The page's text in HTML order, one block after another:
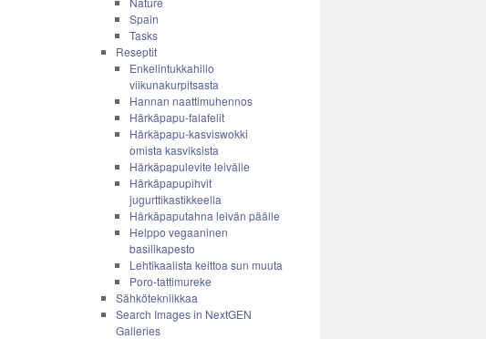
Spain
Tasks
Reseptit
Enkelintukkahillo
viikunakurpitsasta
Hannan naattimuhennos
Härkäpapu-falafelit
Härkäpapu-kasviswokki
omista kasviksista
Härkäpapulevite leivälle
Härkäpapupihvit
jugurttikastikkeella
Härkäpaputahna leivän päälle
Helppo vegaaninen
basilikapesto
Lehtikaalista keittoa sun muuta
Poro-tattimureke
Sähkötekniikkaa
Search Images in NextGEN
Galleries